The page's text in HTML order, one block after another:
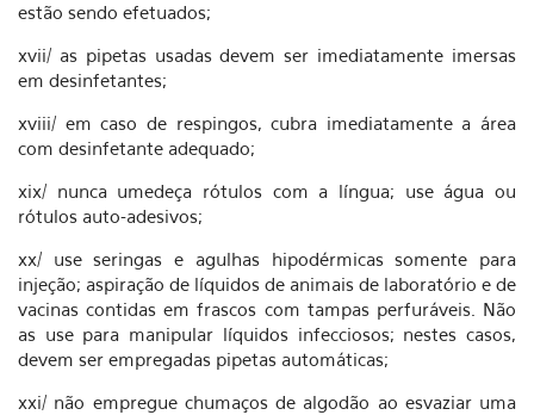
estão sendo efetuados;
xvii/ as pipetas usadas devem ser imediatamente imersas
em desinfetantes;
xviii/ em caso de respingos, cubra imediatamente a área
com desinfetante adequado;
xix/ nunca umedeça rótulos com a língua; use água ou
rótulos auto-adesivos;
xx/ use seringas e agulhas hipodérmicas somente para
injeção; aspiração de líquidos de animais de laboratório e de
vacinas contidas em frascos com tampas perfuráveis. Não
as use para manipular líquidos infecciosos; nestes casos,
devem ser empregadas pipetas automáticas;
xxi/ não empregue chumaços de algodão ao esvaziar uma